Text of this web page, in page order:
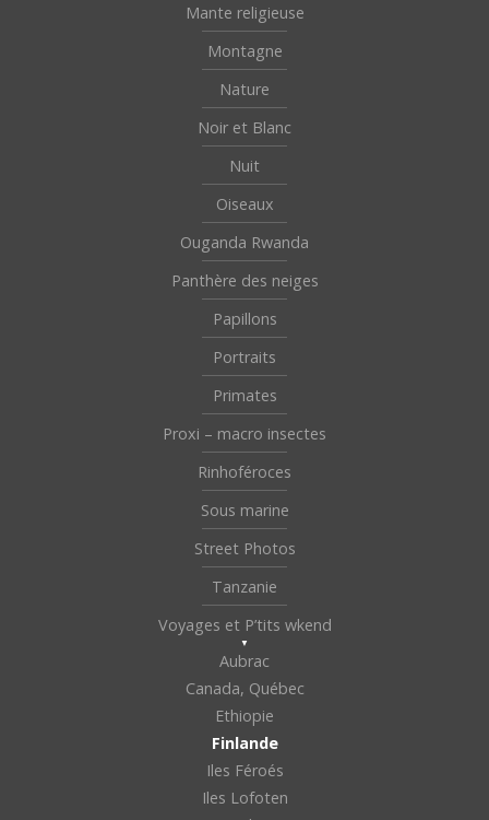
Mante religieuse
Montagne
Nature
Noir et Blanc
Nuit
Oiseaux
Ouganda Rwanda
Panthère des neiges
Papillons
Portraits
Primates
Proxi – macro insectes
Rinhoféroces
Sous marine
Street Photos
Tanzanie
Voyages et P’tits wkend
Aubrac
Canada, Québec
Ethiopie
Finlande
Iles Féroés
Iles Lofoten